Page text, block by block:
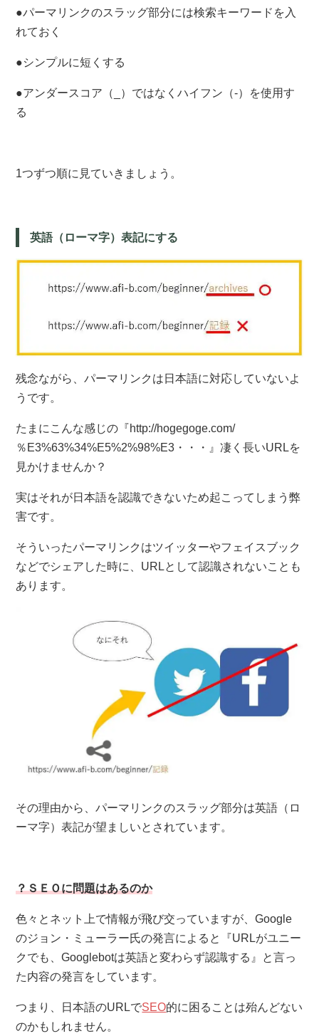
●パーマリンクのスラッグ部分には検索キーワードを入
れておく
●シンプルに短くする
●アンダースコア（_）ではなくハイフン（-）を使用す
る
1つずつ順に見ていきましょう。
英語（ローマ字）表記にする
残念ながら、パーマリンクは日本語に対応していないよ
うです。
たまにこんな感じの『http://hogegoge.com/
％E3%63%34%E5%2%98%E3・・・』凄く長いURLを
見かけませんか？
実はそれが日本語を認識できないため起こってしまう弊
害です。
そういったパーマリンクはツイッターやフェイスブック
などでシェアした時に、URLとして認識されないことも
あります。
その理由から、パーマリンクのスラッグ部分は英語（ロ
ーマ字）表記が望ましいとされています。
？ＳＥＯに問題はあるのか
色々とネット上で情報が飛び交っていますが、Google
のジョン・ミューラー氏の発言によると『URLがユニー
クでも、Googlebotは英語と変わらず認識する』と言っ
た内容の発言をしています。
つまり、日本語のURLでSEO的に困ることは殆んどない
のかもしれません。